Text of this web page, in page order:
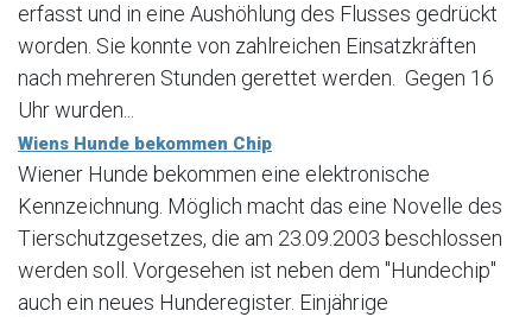
erfasst und in eine Aushöhlung des Flusses gedrückt
worden. Sie konnte von zahlreichen Einsatzkräften
nach mehreren Stunden gerettet werden. Gegen 16
Uhr wurden...
Wiens Hunde bekommen Chip
Wiener Hunde bekommen eine elektronische
Kennzeichnung. Möglich macht das eine Novelle des
Tierschutzgesetzes, die am 23.09.2003 beschlossen
werden soll. Vorgesehen ist neben dem "Hundechip"
auch ein neues Hunderegister. Einjährige